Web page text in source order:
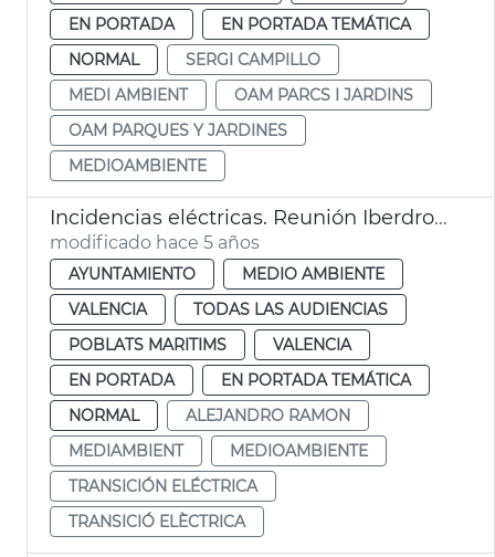
EN PORTADA
EN PORTADA TEMÁTICA
NORMAL
SERGI CAMPILLO
MEDI AMBIENT
OAM PARCS I JARDINS
OAM PARQUES Y JARDINES
MEDIOAMBIENTE
Incidencias eléctricas. Reunión Iberdrola
modificado hace 5 años
AYUNTAMIENTO
MEDIO AMBIENTE
VALENCIA
TODAS LAS AUDIENCIAS
POBLATS MARITIMS
VALENCIA
EN PORTADA
EN PORTADA TEMÁTICA
NORMAL
ALEJANDRO RAMON
MEDIAMBIENT
MEDIOAMBIENTE
TRANSICIÓN ELÉCTRICA
TRANSICIÓ ELÈCTRICA